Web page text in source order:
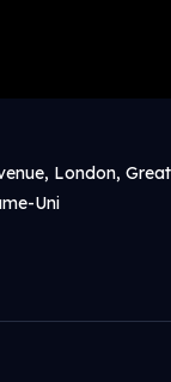
London,
Uni